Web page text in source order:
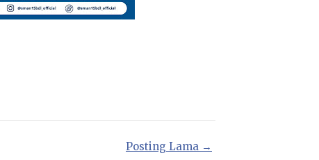
Posting Lama →